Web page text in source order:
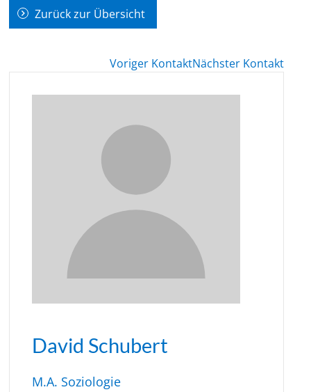
Zurück zur Übersicht
Voriger KontaktNächster Kontakt
David Schubert
M.A. Soziologie